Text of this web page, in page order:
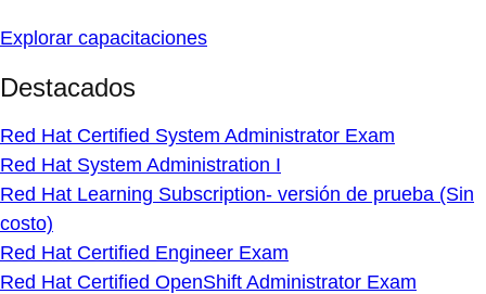
Explorar capacitaciones
Destacados
Red Hat Certified System Administrator Exam
Red Hat System Administration I
Red Hat Learning Subscription- versión de prueba (Sin
costo)
Red Hat Certified Engineer Exam
Red Hat Certified OpenShift Administrator Exam